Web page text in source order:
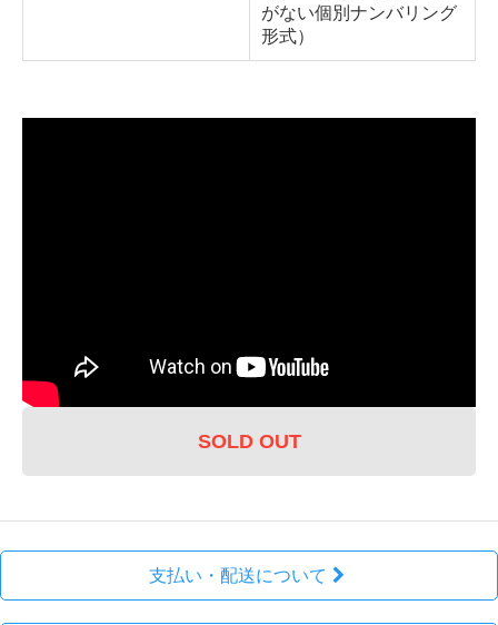
がない個別ナンバリング
形式）
SLGがパートナーと手を取ることによって限定製造した
パッケージ
【製品の言語について】
海外パッケージのため、日本にゆかりのあるタイトルで
SOLD OUT
支払い・配送について